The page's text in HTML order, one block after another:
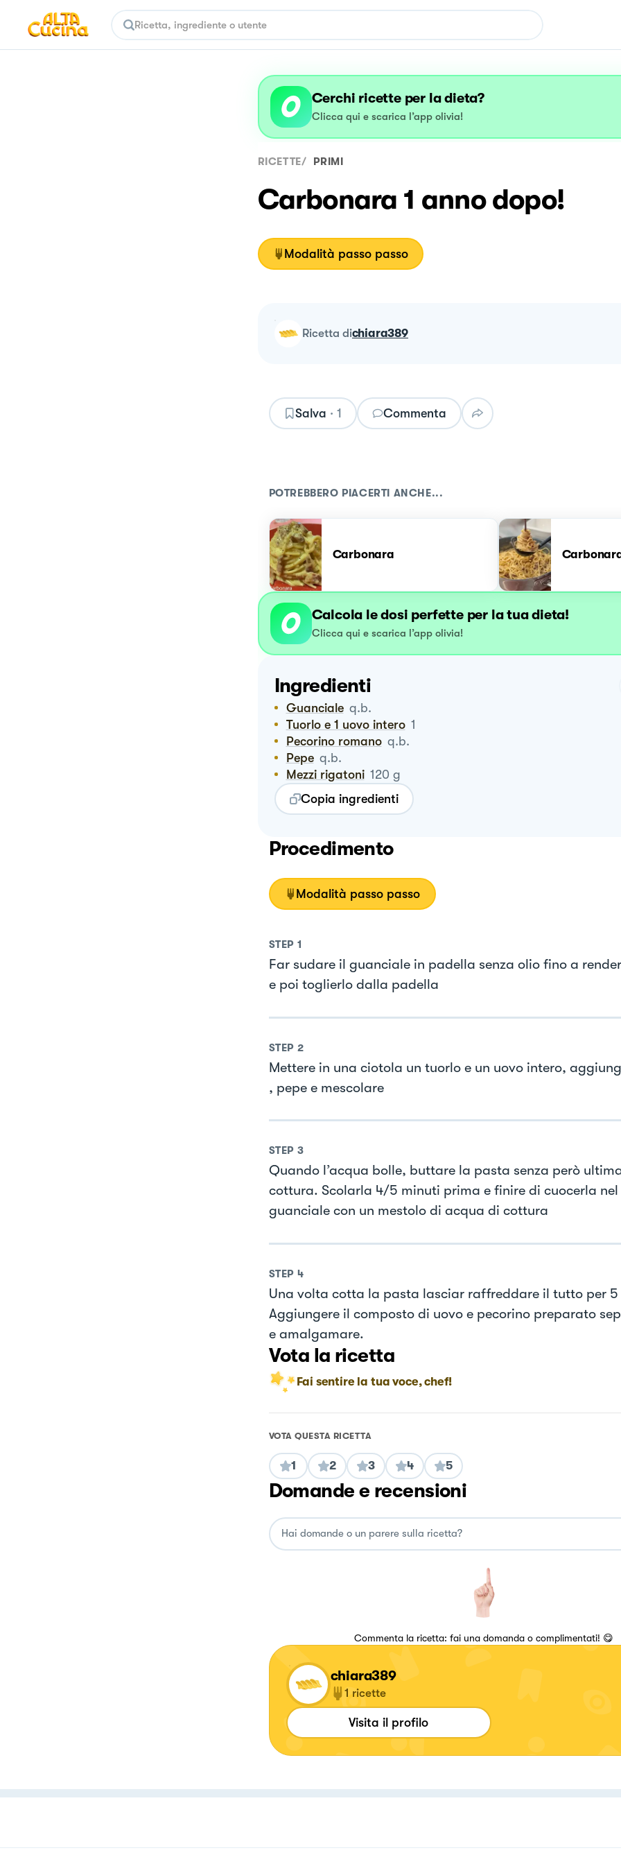
Cerchi ricette per la dieta?
Clicca qui e scarica l’app olivia!
RICETTE/ PRIMI
Carbonara 1 anno dopo!
Modalità passo passo
ricetta dichiara389
Salva · 1 Commenta
POTREBBERO PIACERTI ANCHE...
Carbonara
Calcola le dosi perfette per la tua dieta!
Clicca qui e scarica l’app olivia!
Ingredienti
Guanciale q.b.
Tuorlo e 1 uovo intero 1
Pecorino romano q.b.
Pepe q.b.
Mezzi rigatoni 120 g
Copia ingredienti
Procedimento
Modalità passo passo
STEP 1
Far sudare il guanciale in padella senza olio fino a
e poi toglierlo dalla padella
STEP 2
Mettere in una ciotola un tuorlo e un uovo intero,
, pepe e mescolare
STEP 3
Quando l’acqua bolle, buttare la pasta senza però
cottura. Scolarla 4/5 minuti prima e finire di cuocerla nel
guanciale con un mestolo di acqua di cottura
STEP 4
Una volta cotta la pasta lasciar raffreddare il tutto per
Aggiungere il composto di uovo e pecorino preparato
e amalgamare.
Vota la ricetta
Fai sentire la tua voce, chef!
VOTA QUESTA RICETTA
1 2 3 4 5
Domande e recensioni
Commenta la ricetta: fai una domanda o complimentati! 😋
chiara389
1 ricette
Visita il profilo